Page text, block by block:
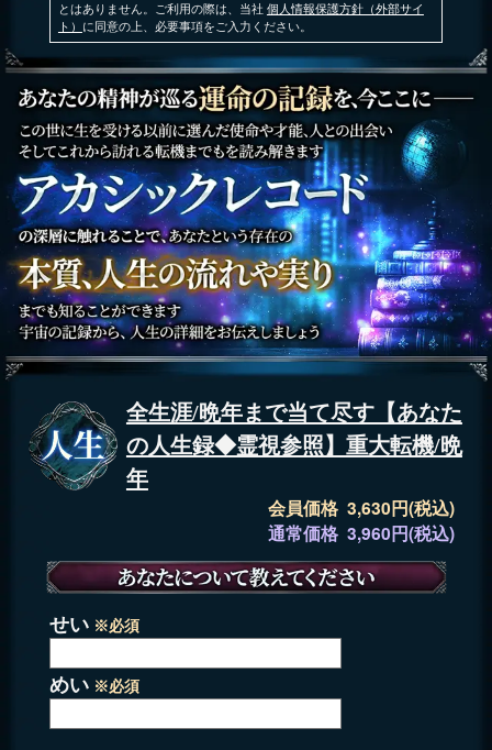
とはありません。ご利用の際は、当社 個人情報保護方針（外部サイ
ト） に同意の上、必要事項をご入力ください。
全生涯/晩年まで当て尽す【あなた
の人生録◆霊視参照】重大転機/晩
年
会員価格 3,630円(税込)
通常価格 3,960円(税込)
せい ※必須
めい ※必須